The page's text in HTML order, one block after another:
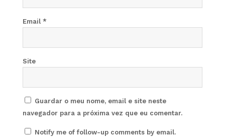
Email *
Site
Guardar o meu nome, email e site neste
navegador para a próxima vez que eu comentar.
Notify me of follow-up comments by email.